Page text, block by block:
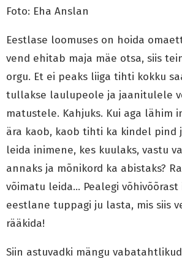
Foto: Eha Anslan
Eestlase loomuses on hoida
vend ehitab maja mäe otsa, siis
orgu. Et ei peaks liiga tihti kokku
tullakse laulupeole ja jaanitulele
matustele. Kahjuks. Kui aga lähim
ära kaob, kaob tihti ka kindel pind
leida inimene, kes kuulaks, vastu
annaks ja mõnikord ka abistaks?
võimatu leida… Pealegi
eestlane tuppagi ju lasta, mis siis
rääkida!
Siin astuvadki mängu